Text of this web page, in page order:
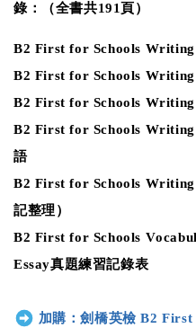
錄：（全書共191頁）
B2 First for Schools
B2 First for Schools Writing
B2 First for Schools Writing
B2 First for Schools Writing
語
B2 First for Schools Writing
記整理）
B2 First for Schools
Essay真題練習記錄表
加購：劍橋英檢 B2